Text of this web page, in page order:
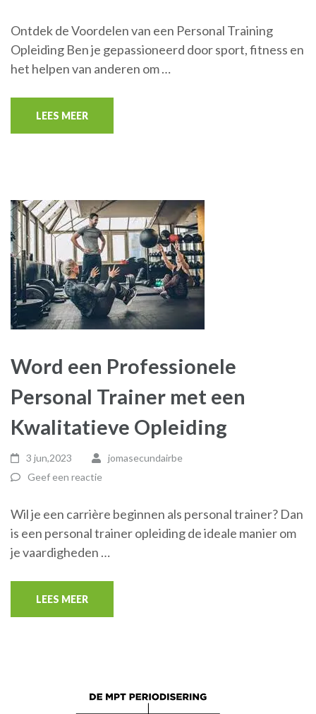
Ontdek de Voordelen van een Personal Training
Opleiding Ben je gepassioneerd door sport, fitness en
het helpen van anderen om …
LEES MEER
Word een Professionele
Personal Trainer met een
Kwalitatieve Opleiding
3 jun,2023
jomasecundairbe
Geef een reactie
Wil je een carrière beginnen als personal trainer? Dan
is een personal trainer opleiding de ideale manier om
je vaardigheden …
LEES MEER